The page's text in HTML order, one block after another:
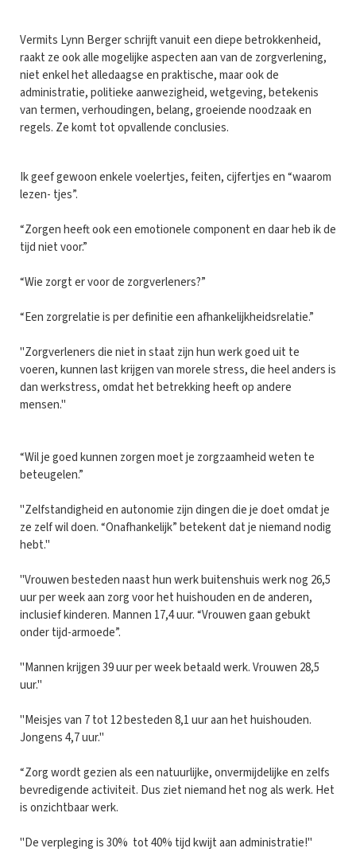
Vermits Lynn Berger schrijft vanuit een diepe betrokkenheid,
raakt ze ook alle mogelijke aspecten aan van de zorgverlening,
niet enkel het alledaagse en praktische, maar ook de
administratie, politieke aanwezigheid, wetgeving, betekenis
van termen, verhoudingen, belang, groeiende noodzaak en
regels. Ze komt tot opvallende conclusies.
Ik geef gewoon enkele voelertjes, feiten, cijfertjes en “waarom
lezen- tjes”.
“Zorgen heeft ook een emotionele component en daar heb ik de
tijd niet voor.”
“Wie zorgt er voor de zorgverleners?”
“Een zorgrelatie is per definitie een afhankelijkheidsrelatie.”
"Zorgverleners die niet in staat zijn hun werk goed uit te
voeren, kunnen last krijgen van morele stress, die heel anders is
dan werkstress, omdat het betrekking heeft op andere
mensen."
“Wil je goed kunnen zorgen moet je zorgzaamheid weten te
beteugelen.”
"Zelfstandigheid en autonomie zijn dingen die je doet omdat je
ze zelf wil doen. “Onafhankelijk” betekent dat je niemand nodig
hebt."
"Vrouwen besteden naast hun werk buitenshuis werk nog 26,5
uur per week aan zorg voor het huishouden en de anderen,
inclusief kinderen. Mannen 17,4 uur. “Vrouwen gaan gebukt
onder tijd-armoede”.
"Mannen krijgen 39 uur per week betaald werk. Vrouwen 28,5
uur."
"Meisjes van 7 tot 12 besteden 8,1 uur aan het huishouden.
Jongens 4,7 uur."
“Zorg wordt gezien als een natuurlijke, onvermijdelijke en zelfs
bevredigende activiteit. Dus ziet niemand het nog als werk. Het
is onzichtbaar werk.
"De verpleging is 30% tot 40% tijd kwijt aan administratie!"